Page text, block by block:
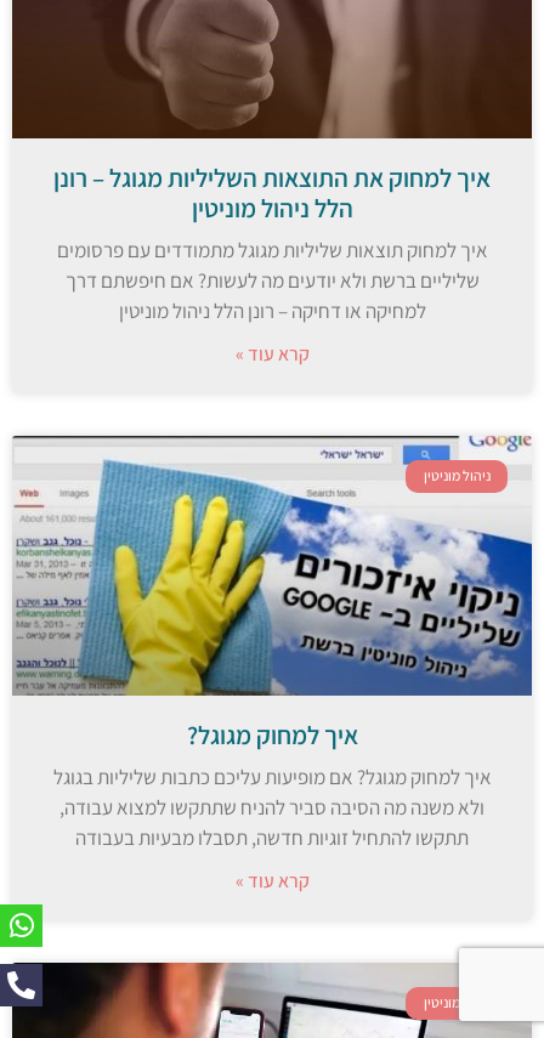
איך למחוק את התוצאות השליליות מגוגל – רונן
הלל ניהול מוניטין
איך למחוק תוצאות שליליות מגוגל מתמודדים עם פרסומים
שליליים ברשת ולא יודעים מה לעשות? אם חיפשתם דרך
למחיקה או דחיקה – רונן הלל ניהול מוניטין
קרא עוד »
ניהול מוניטין
איך למחוק מגוגל?
איך למחוק מגוגל? אם מופיעות עליכם כתבות שליליות בגוגל
ולא משנה מה הסיבה סביר להניח שתתקשו למצוא עבודה,
תתקשו להתחיל זוגיות חדשה, תסבלו מבעיות בעבודה
קרא עוד »
ניהול מוניטין